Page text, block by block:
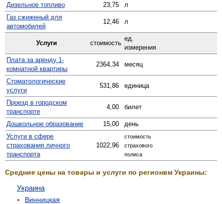
Дизельное топливо
23,75
л
Газ сжиженый для
автомобилей
12,46 л
Услуги стоимость
ед.
измерения
Плата за аренду 1-
комнатной квартиры
2364,34 месяц
Стомато­логические
услуги
531,86 единица
Проезд в городском
транспорте
4,00 билет
Дошкольное образование 15,00
день
Услуги в сфере
страхования личного
транспорта
1022,96
стоимость
страхового
полиса
Средние цены на товары и услуги по регионвм Украины:
Украина
Винницкая